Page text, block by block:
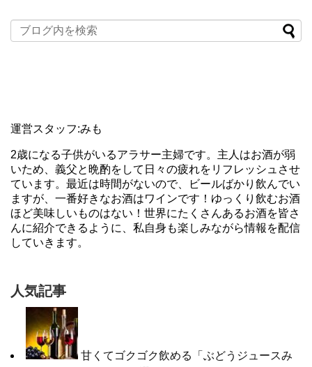
運営スタッフ:みも
2歳になる子供がいるアラサー主婦です。主人はお酒が弱
いため、義父と晩酌をして日々の疲れをリフレッシュさせ
ています。最近は時間がないので、ビールばかり飲んでい
ますが、一番好きなお酒はワインです！ゆっくり飲むお酒
ほど美味しいものはない！世界にたくさんあるお酒を皆さ
んに紹介できるように、私自身も楽しみながら情報を配信
していきます。
人気記事
甘くてゴクゴク飲める「ぶどうジュースみ